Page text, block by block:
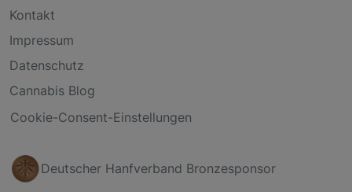
Kontakt
Impressum
Datenschutz
Cannabis Blog
Cookie-Consent-Einstellungen
Deutscher Hanfverband Bronzesponsor